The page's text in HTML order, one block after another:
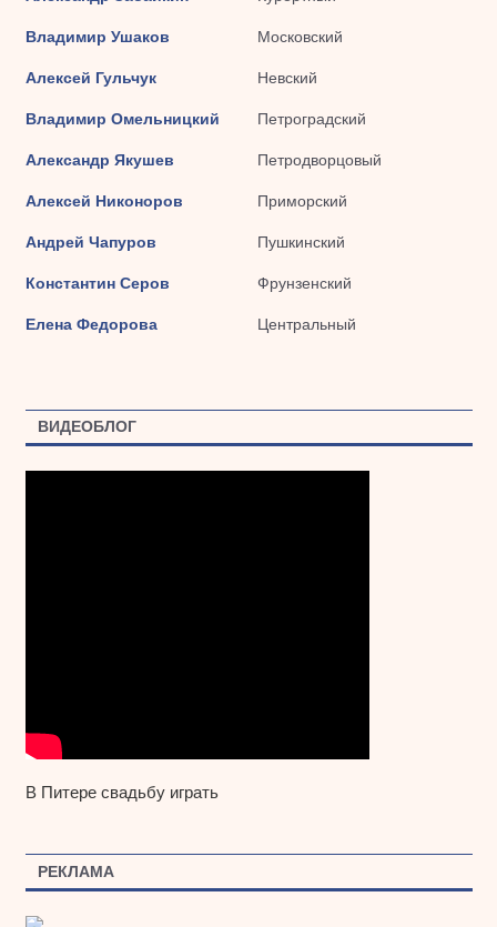
Владимир Ушаков Московский
Алексей Гульчук Невский
Владимир Омельницкий Петроградский
Александр Якушев Петродворцовый
Алексей Никоноров Приморский
Андрей Чапуров Пушкинский
Константин Серов Фрунзенский
Елена Федорова Центральный
ВИДЕОБЛОГ
В Питере свадьбу играть
РЕКЛАМА